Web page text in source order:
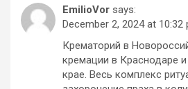
EmilioVor says:
December 2, 2024 at 10:32
Крематорий в
кремации в Краснодаре
крае. Весь комплекс